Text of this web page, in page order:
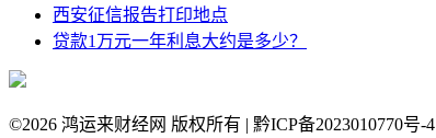
西安征信报告打印地点
贷款1万元一年利息大约是多少？
©2026 鸿运来财经网 版权所有 | 黔ICP备2023010770号-4